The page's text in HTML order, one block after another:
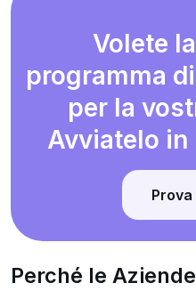
Volete
programma
per la
Avviatelo
Prova
Perché le